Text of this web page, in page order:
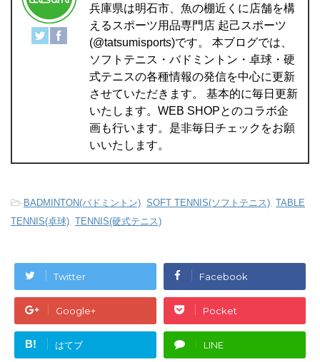
兵庫県は明石市、魚の棚近くに店舗を構
えるスポーツ用品専門店 起己スポーツ
(@tatsumisports)です。 本ブログでは、
ソフトテニス・バドミントン・卓球・硬
式テニスの各種情報の発信を中心に更新
させていただきます。 基本的に毎日更新
いたします。WEB SHOPとのコラボ企
画も行います。是非毎日チェックをお願
いいたします。
-BADMINTON(バドミントン), SOFT TENNIS(ソフトテニス), TABLE
TENNIS(卓球), TENNIS(硬式テニス)
Twitter Facebook
Google+ Pocket
B! はてブ LINE